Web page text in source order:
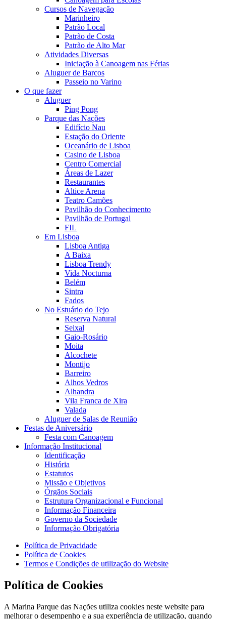
Cursos de Navegação
Marinheiro
Patrão Local
Patrão de Costa
Patrão de Alto Mar
Atividades Diversas
Iniciação à Canoagem nas Férias
Aluguer de Barcos
Passeio no Varino
O que fazer
Aluguer
Ping Pong
Parque das Nações
Edifício Nau
Estação do Oriente
Oceanário de Lisboa
Casino de Lisboa
Centro Comercial
Áreas de Lazer
Restaurantes
Altice Arena
Teatro Camões
Pavilhão do Conhecimento
Pavilhão de Portugal
FIL
Em Lisboa
Lisboa Antiga
A Baixa
Lisboa Trendy
Vida Nocturna
Belém
Sintra
Fados
No Estuário do Tejo
Reserva Natural
Seixal
Gaio-Rosário
Moita
Alcochete
Montijo
Barreiro
Alhos Vedros
Alhandra
Vila Franca de Xira
Valada
Aluguer de Salas de Reunião
Festas de Aniversário
Festa com Canoagem
Informação Institucional
Identificação
História
Estatutos
Missão e Objetivos
Órgãos Sociais
Estrutura Organizacional e Funcional
Informação Financeira
Governo da Sociedade
Informação Obrigatória
Política de Privacidade
Política de Cookies
Termos e Condições de utilização do Website
Política de Cookies
A Marina Parque das Nações utiliza cookies neste website para
melhorar o desempenho e a sua experiência de utilização, quando